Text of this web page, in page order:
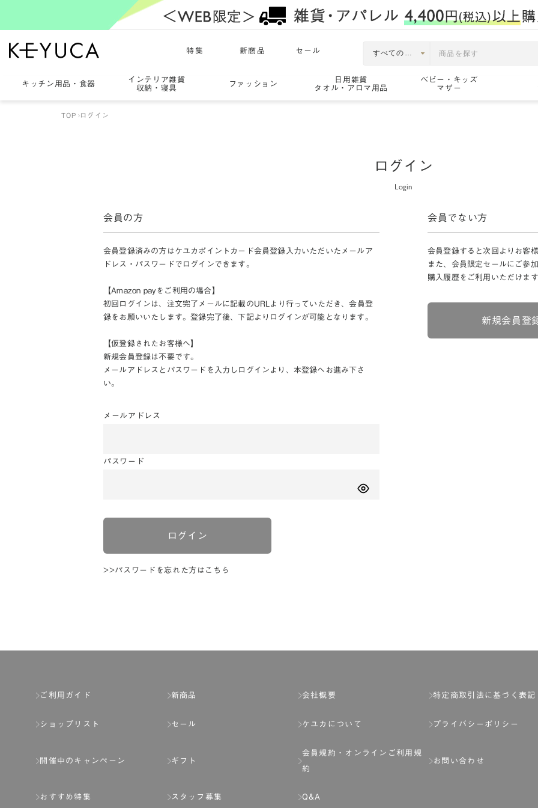
特集 新商品 セール
キッチン用品 ・ 食器
インテリア雑貨
収納・寝具
ファッション
日用雑貨
タオル・アロマ用品
ベビー・キッズ
マザー
TOP ログイン
ログイン
Login
会員の方
会員登録済みの方はケユカポイントカード会員登録入力いただいたメールア
ドレス・パスワードでログインできます。
【Amazon payをご利用の場合】
初回ログインは、注文完了メールに記載のURLより行っていただき、会員登
録をお願いいたします。登録完了後、下記よりログインが可能となります。
【仮登録されたお客様へ】
新規会員登録は不要です。
メールアドレスとパスワードを入力しログインより、本登録へお進み下さ
い。
メールアドレス
パスワード
ログイン
>>パスワードを忘れた方はこちら
会員でない方
会員登録すると次回よりお客
また、会員限定セールにご参
購入履歴をご利用いただけま
新規会員登
ご利用ガイド
ショップリスト
開催中のキャンペーン
おすすめ特集
新商品
セール
ギフト
スタッフ募集
会社概要
ケユカについて
会員規約・
オンラインご利用規
約
Q&A
特定商取引法に基づく表記
プライバシーポリシー
お問い合わせ